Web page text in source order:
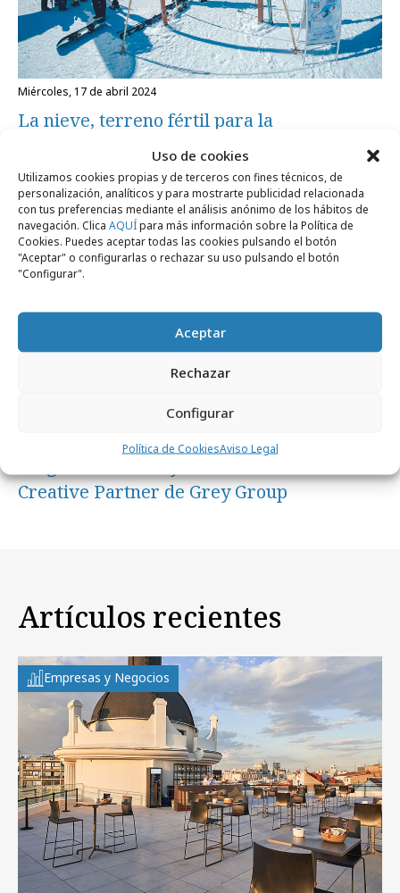
Uso de cookies
Utilizamos cookies propias y de terceros con fines técnicos, de
personalización, analíticos y para mostrarte publicidad relacionada
con tus preferencias mediante el análisis anónimo de los hábitos de
navegación. Clica AQUÍpara más información sobre la Política de
Cookies. Puedes aceptar todas las cookies pulsando el botón
"Aceptar" o configurarlas o rechazar su uso pulsando el botón
"Configurar".
Aceptar
Rechazar
Configurar
Política de CookiesAviso Legal
miércoles, 17 de abril 2024
La nieve, terreno fértil para la
construcción de marca
Internacional
Creative Partner de Grey Group
Artículos recientes
Empresas y Negocios